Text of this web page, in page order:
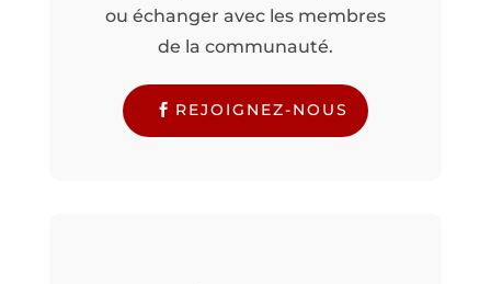
ou échanger avec les membres
de la communauté.
REJOIGNEZ-NOUS